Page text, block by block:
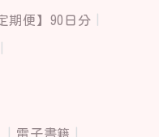
期便】90日分
電子書籍